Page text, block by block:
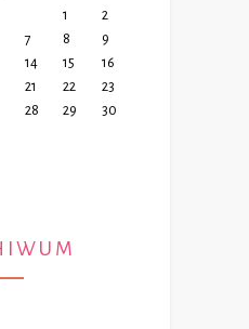
1
2
7 8
9
14 15
16
21 22
23
28 29
30